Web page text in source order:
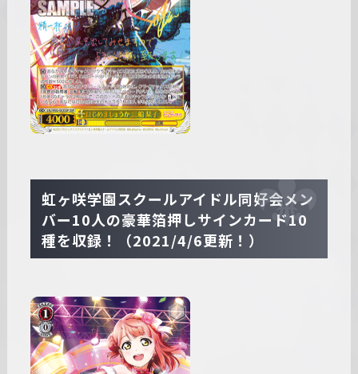
虹ヶ咲学園スクールアイドル同好会メン
バー10人の豪華箔押しサインカード10
種を収録！（2021/4/6更新！）